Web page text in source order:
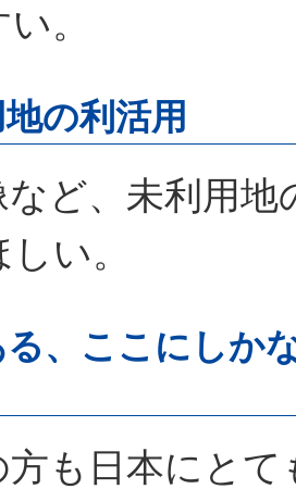
。
の利活用
など、未利用
い。
、ここにしか
方も日本にと